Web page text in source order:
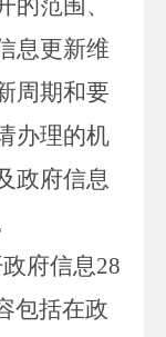
范围、
息更新维
周期和要
办理的机
政府信息
府信息28
包括在政